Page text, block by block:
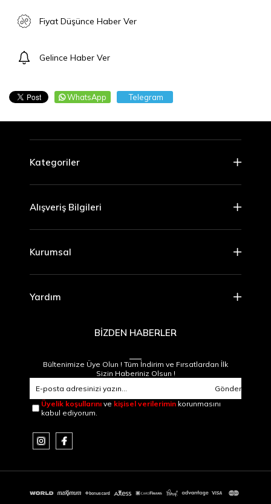
Fiyat Düşünce Haber Ver
Gelince Haber Ver
WhatsApp Telegram
Kategoriler
Alışveriş Bilgileri
Kurumsal
Yardım
BİZDEN HABERLER
Bültenimize Üye Olun ! Tüm İndirim ve Fırsatlardan İlk
Sizin Haberiniz Olsun !
Gönder
Üyelik koşullarını ve kişisel verilerimin korunmasını
kabul ediyorum.